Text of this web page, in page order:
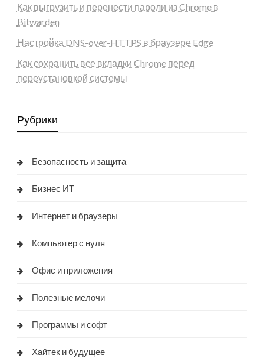
Как выгрузить и перенести пароли из Chrome в
Bitwarden
Настройка DNS-over-HTTPS в браузере Edge
Как сохранить все вкладки Chrome перед
переустановкой системы
Рубрики
Безопасность и защита
Бизнес ИТ
Интернет и браузеры
Компьютер с нуля
Офис и приложения
Полезные мелочи
Программы и софт
Хайтек и будущее